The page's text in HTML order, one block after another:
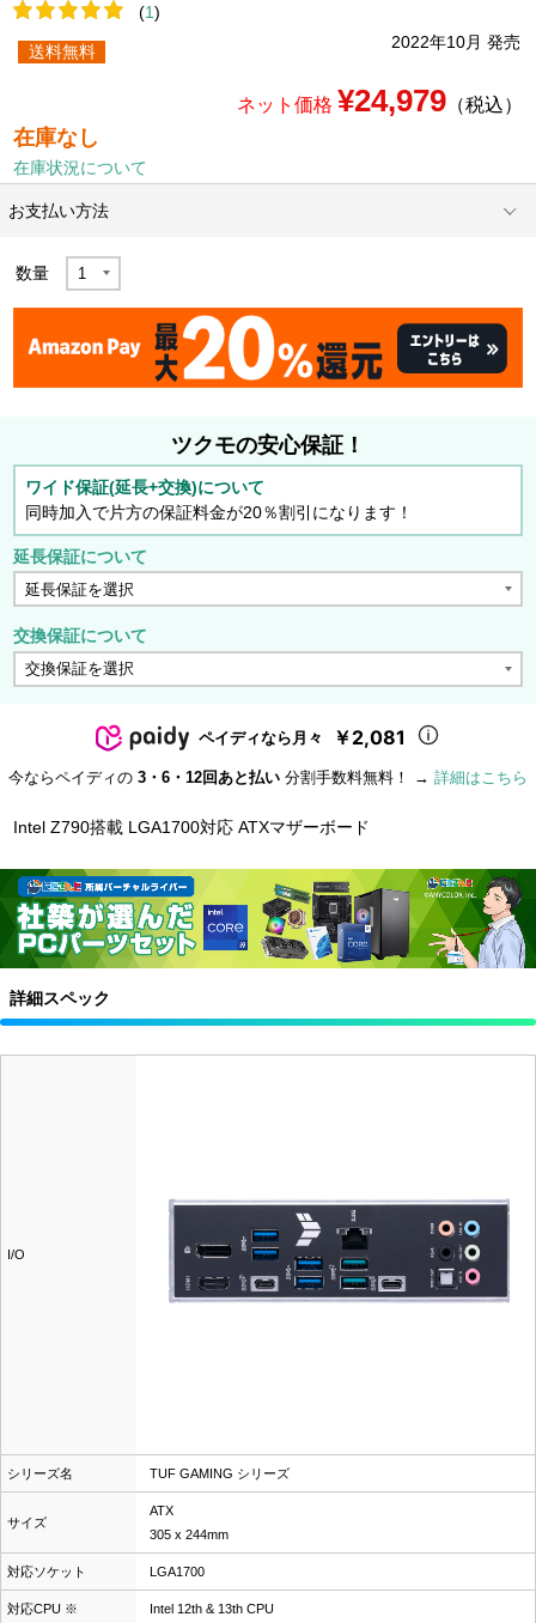
(1)
2022年10月 発売
送料無料
ネット価格 ¥24,979（税込）
在庫なし
在庫状況について
お支払い方法
数量
ツクモの安心保証！
ワイド保証(延長+交換)について
同時加入で片方の保証料金が20％割引になります！
延長保証について
交換保証について
ペイディなら月々 ￥2,081
今ならペイディの 3・6・12回あと払い 分割手数料無料！ → 詳細はこちら
Intel Z790搭載 LGA1700対応 ATXマザーボード
詳細スペック
I/O
シリーズ名 TUF GAMING シリーズ
サイズ
ATX
305 x 244mm
対応ソケット LGA1700
対応CPU ※ Intel 12th & 13th CPU